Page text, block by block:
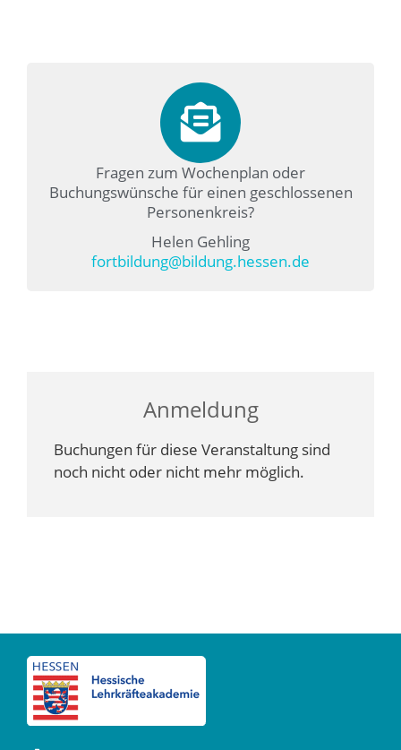
Fragen zum Wochenplan oder
Buchungswünsche für einen geschlossenen
Personenkreis?
Helen Gehling
fortbildung@bildung.hessen.de
Anmeldung
Buchungen für diese Veranstaltung sind
noch nicht oder nicht mehr möglich.